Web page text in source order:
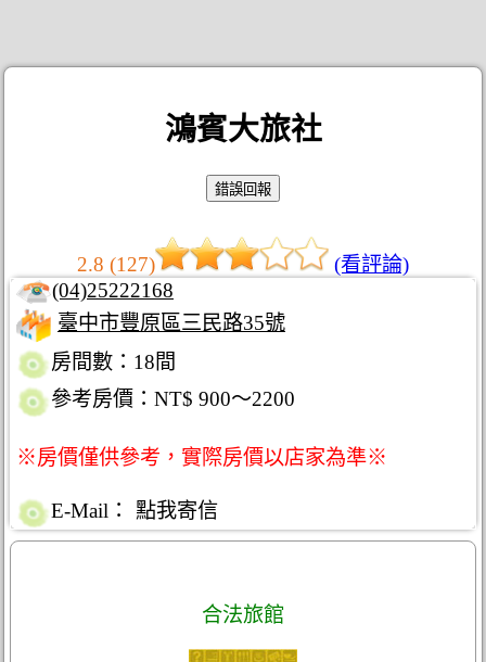
鴻賓大旅社
2.8 (127)
(看評論)
(04)25222168
臺中市豐原區三民路35號
房間數：18間
參考房價：NT$ 900～2200
※房價僅供參考，實際房價以店家為準※
E-Mail： 點我寄信
合法旅館